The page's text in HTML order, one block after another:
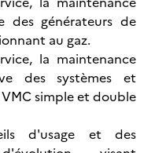
des générateurs de
au gaz.
la maintenance
des systèmes et
simple et double
d'usage et des